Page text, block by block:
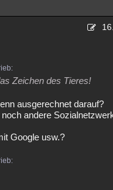
Zeichen des Tieres!
ausgerechnet darauf?
andere
Google usw.?